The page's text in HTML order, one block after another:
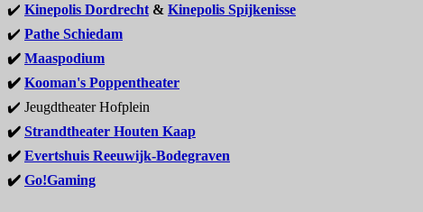
✔️ Kinepolis Dordrecht & Kinepolis Spijkenisse
✔️ Pathe Schiedam
✔️ Maaspodium
✔️ Kooman's Poppentheater
✔️ Jeugdtheater Hofplein
✔️ Strandtheater Houten Kaap
✔️ Evertshuis Reeuwijk-Bodegraven
✔️ Go!Gaming